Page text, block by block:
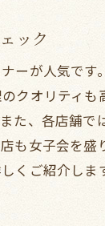
日程と時間帯選
アンケートを
ック
ーが人気で
クオリティ
た、各店舗
も女子会を
くご紹介しま